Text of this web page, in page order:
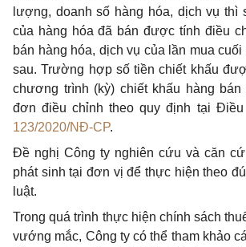
lượng, doanh số hàng hóa, dịch vụ thì
của hàng hóa đã bán được tính điều
bán hàng hóa, dịch vụ của lần mua
sau. Trường hợp số tiền chiết khấu
chương trình (kỳ) chiết khấu hàng
đơn điều chỉnh theo quy định tại
123/2020/NĐ-CP.
Đề nghị Công ty nghiên cứu và căn
phát sinh tại đơn vị để thực hiện theo
luật.
Trong quá trình thực hiện chính sách
vướng mắc, Công ty có thể tham khảo